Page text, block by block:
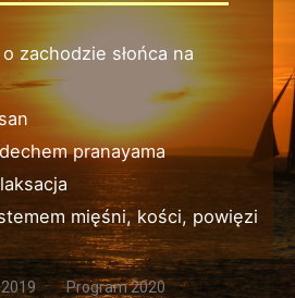
zachodzie słońca na
pranayama
mięśni, kości, powięzi
Program 2020